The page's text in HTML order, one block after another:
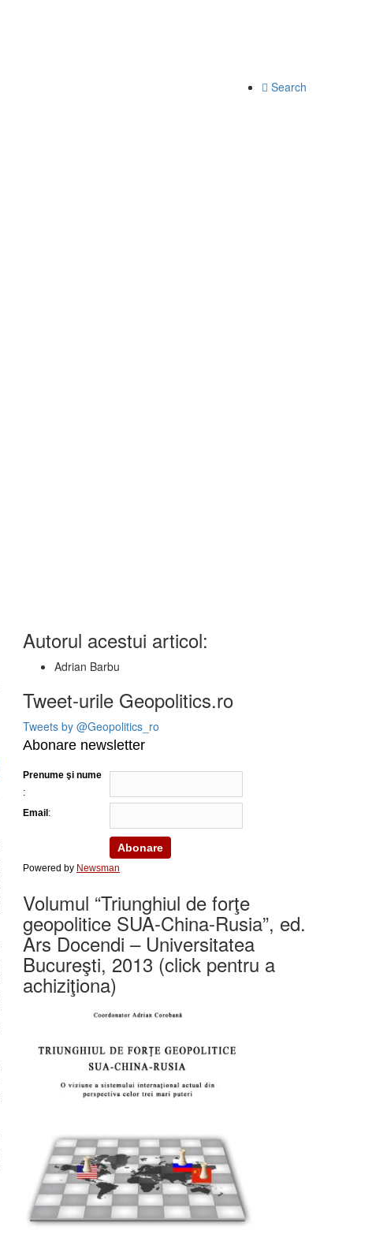
Search
Autorul acestui articol:
Adrian Barbu
Tweet-urile Geopolitics.ro
Tweets by @Geopolitics_ro
Abonare newsletter
Prenume şi nume
:
Email :
Powered by Newsman
Volumul “Triunghiul de forţe
geopolitice SUA-China-Rusia”, ed.
Ars Docendi – Universitatea
Bucureşti, 2013 (click pentru a
achiziţiona)